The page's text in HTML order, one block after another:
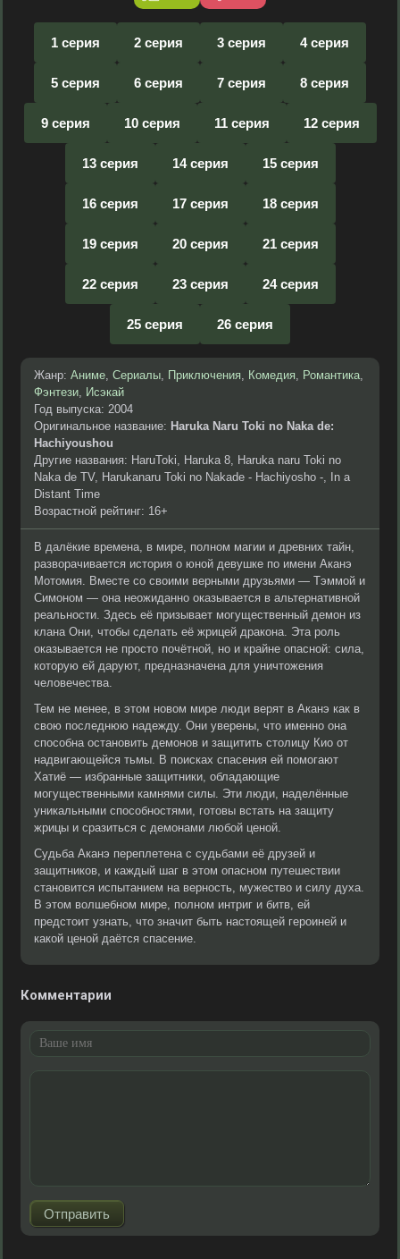
1 серия 2 серия 3 серия 4 серия
5 серия 6 серия 7 серия 8 серия
9 серия 10 серия 11 серия 12 серия
13 серия 14 серия 15 серия
16 серия 17 серия 18 серия
19 серия 20 серия 21 серия
22 серия 23 серия 24 серия
25 серия 26 серия
Жанр: Аниме, Сериалы, Приключения, Комедия, Романтика,
Фэнтези, Исэкай
Год выпуска: 2004
Оригинальное название: Haruka Naru Toki no Naka de:
Hachiyoushou
Другие названия: HaruToki, Haruka 8, Haruka naru Toki no
Naka de TV, Harukanaru Toki no Nakade - Hachiyosho -, In a
Distant Time
Возрастной рейтинг: 16+
В далёкие времена, в мире, полном магии и древних тайн,
разворачивается история о юной девушке по имени Аканэ
Мотомия. Вместе со своими верными друзьями — Тэммой и
Симоном — она неожиданно оказывается в альтернативной
реальности. Здесь её призывает могущественный демон из
клана Они, чтобы сделать её жрицей дракона. Эта роль
оказывается не просто почётной, но и крайне опасной: сила,
которую ей даруют, предназначена для уничтожения
человечества.
Тем не менее, в этом новом мире люди верят в Аканэ как в
свою последнюю надежду. Они уверены, что именно она
способна остановить демонов и защитить столицу Кио от
надвигающейся тьмы. В поисках спасения ей помогают
Хатиё — избранные защитники, обладающие
могущественными камнями силы. Эти люди, наделённые
уникальными способностями, готовы встать на защиту
жрицы и сразиться с демонами любой ценой.
Судьба Аканэ переплетена с судьбами её друзей и
защитников, и каждый шаг в этом опасном путешествии
становится испытанием на верность, мужество и силу духа.
В этом волшебном мире, полном интриг и битв, ей
предстоит узнать, что значит быть настоящей героиней и
какой ценой даётся спасение.
Комментарии